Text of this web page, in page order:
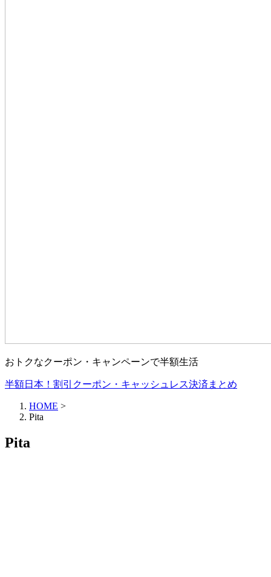
おトクなクーポン・キャンペーンで半額生活
半額日本！割引クーポン・キャッシュレス決済まとめ
HOME >
Pita
Pita